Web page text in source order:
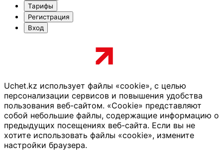
Тарифы
Регистрация
Вход
Uchet.kz использует файлы «cookie», с целью
персонализации сервисов и повышения удобства
пользования веб-сайтом. «Cookie» представляют
собой небольшие файлы, содержащие информацию о
предыдущих посещениях веб-сайта. Если вы не
хотите использовать файлы «cookie», измените
настройки браузера.